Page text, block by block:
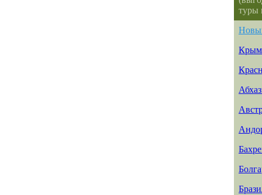
туры
Крым